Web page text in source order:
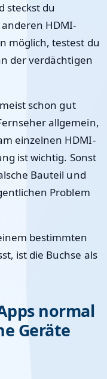
steckst du
HDMI-
möglich, testest du
der verdächtigen
schon gut
allgemein,
einzelnen HDMI-
ist wichtig. Sonst
Bauteil und
Problem
bestimmten
ist die Buchse als
normal
Geräte